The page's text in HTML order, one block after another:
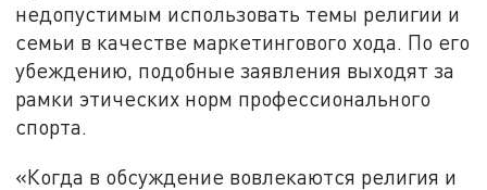
недопустимым использовать темы религии и
семьи в качестве маркетингового хода. По его
убеждению, подобные заявления выходят за
рамки этических норм профессионального
спорта.
«Когда в обсуждение вовлекаются религия и